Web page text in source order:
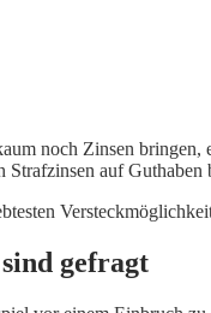
noch Zinsen
auf
gefragt